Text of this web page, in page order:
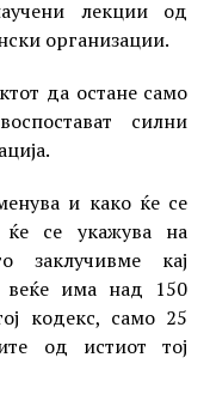
лекции од
организации.
да остане само
силни
и како ќе се
се укажува на
заклучивме кај
веќе има над 150
кодекс, само 25
од истиот тој